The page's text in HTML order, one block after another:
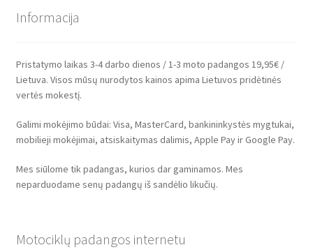
Informacija
Pristatymo laikas 3-4 darbo dienos / 1-3 moto padangos 19,95€ /
Lietuva. Visos mūsų nurodytos kainos apima Lietuvos pridėtinės
vertės mokestį.
Galimi mokėjimo būdai: Visa, MasterCard, bankininkystės mygtukai,
mobilieji mokėjimai, atsiskaitymas dalimis, Apple Pay ir Google Pay.
Mes siūlome tik padangas, kurios dar gaminamos. Mes
neparduodame senų padangų iš sandėlio likučių.
Motociklų padangos internetu